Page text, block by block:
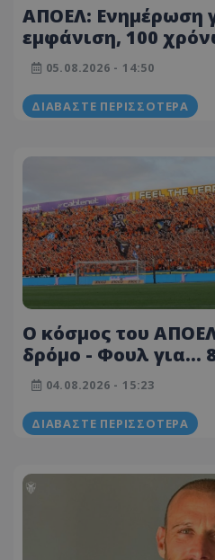
ΑΠΟΕΛ: Ενημέρωση
εμφάνιση, 100
05.08.2026 - 14:50
ΔΙΑΒΆΣΤΕ ΠΕΡΙΣΣΌΤΕΡΑ
Ο κόσμος του ΑΠΟΕΛ
δρόμο - Φουλ για...
04.08.2026 - 15:23
ΔΙΑΒΆΣΤΕ ΠΕΡΙΣΣΌΤΕΡΑ